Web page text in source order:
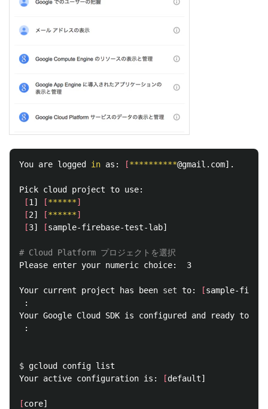
You are logged in as: [**********@gmail.com].
Pick cloud project to use:
[1] [******]
[2] [******]
[3] [sample-firebase-test-lab]
# Cloud Platform プロジェクトを選択
Please enter your numeric choice:  3
Your current project has been set to: [sample-
:
Your Google Cloud SDK is configured and ready to
:
$ gcloud config list
Your active configuration is:
[default]
[core]